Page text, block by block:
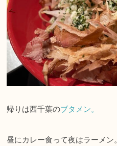
帰りは西千葉のブタメン。
昼にカレー食って夜はラーメン。